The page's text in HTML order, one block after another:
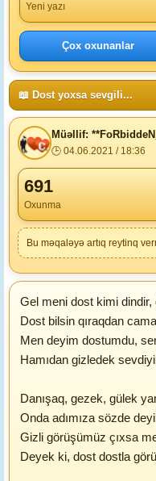
Yeni yazı
Çox oxunanlar
📖 Dost yoxsa sevgili...
Müəllif:
🕒 04.06.2021 / 18:36
691
Oxunma
Bu məqaləyə artıq reytinq
Gel meni dost kimi dindir,
Dost bilsin qıraqdan
Men deyim dostumdu,
Hamıdan gizledek
Danışaq, gezek, gülek
Onda adımıza sözde
Gizli görüşümüz çıxsa
Deyek ki, dost dostla